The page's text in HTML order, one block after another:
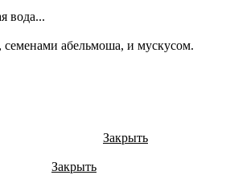
вода...
абельмоша, и мускусом.
Закрыть
Закрыть